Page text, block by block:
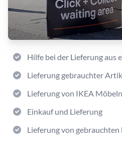
Hilfe bei der Lieferung aus
Lieferung gebrauchter
Lieferung von IKEA
Einkauf und Lieferung
Lieferung von